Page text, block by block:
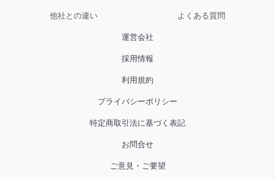
しかし、時間の使い方や取り組む問題の難易度が大きく間
①家庭学習で特に問題のレベル
②1日に取り組む問題の量
③志望校に特化した範囲の問題
他社との違い よくある質問
運営会社
採用情報
利用規約
プライバシーポリシー
特定商取引法に基づく表記
お問合せ
ご意見・ご要望